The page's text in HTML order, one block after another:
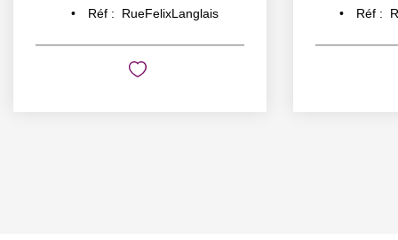
Réf :
RueFelixLanglais
Réf :